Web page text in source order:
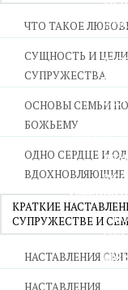
СЕМЬЯ -
ЧТО ТАКОЕ
СУЩНОСТЬ И ЦЕЛИ
СУПРУЖЕСТВА
ОСНОВЫ СЕМЬИ
БОЖЬЕМУ
ОДНО СЕРДЦЕ И
ВДОХНОВЛЯЮЩИЕ
КРАТКИЕ
СУПРУЖЕСТВЕ И
НАСТАВЛЕНИЯ
НАСТАВЛЕНИЯ